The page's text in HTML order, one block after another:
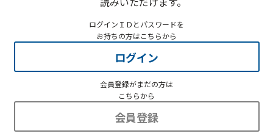
ログインＩＤとパスワードを
お持ちの方はこちらから
ログイン
会員登録がまだの方は
こちらから
会員登録